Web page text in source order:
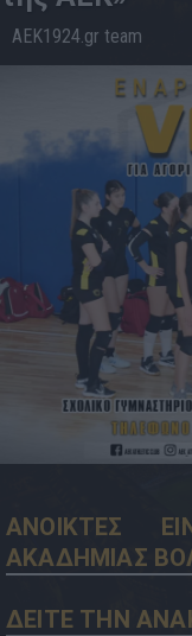
18:07
AEK1924.gr team
ΑΝΟΙΚΤΕΣ
ΑΚΑΔΗΜΙΑΣ
ΔΕΙΤΕ ΤΗΝ